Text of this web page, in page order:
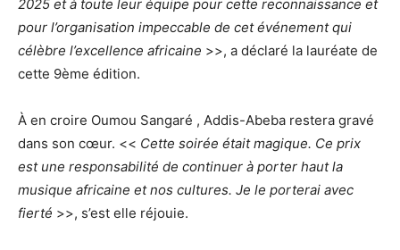
2025 et à toute leur équipe pour cette reconnaissance et
pour l’organisation impeccable de cet événement qui
célèbre l’excellence africaine >>, a déclaré la lauréate de
cette 9ème édition.
À en croire Oumou Sangaré , Addis-Abeba restera gravé
dans son cœur. << Cette soirée était magique. Ce prix
est une responsabilité de continuer à porter haut la
musique africaine et nos cultures. Je le porterai avec
fierté >>, s’est elle réjouie.